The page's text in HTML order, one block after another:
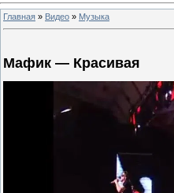
Главная » Видео » Музыка
Мафик — Красивая